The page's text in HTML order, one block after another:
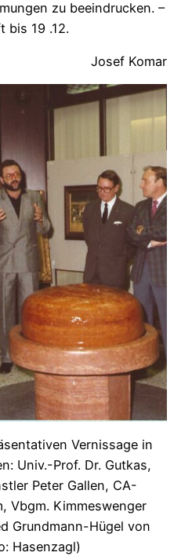
zu beeindrucken. –
bis 19 .12.
Josef Komar
Vernissage in
Univ.-Prof. Dr. Gutkas,
Peter Gallen, CA-
Vbgm. Kimmeswenger
Grundmann-Hügel von
Hasenzagl)